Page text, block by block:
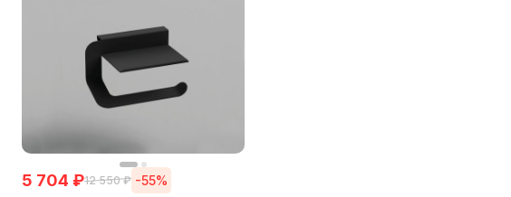
5 704 ₽12 550 ₽ -55%